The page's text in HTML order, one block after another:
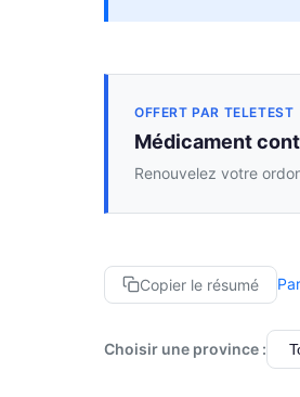
OFFERT PAR TELETEST
Médicament
Renouvelez votre
Copier le résumé
Choisir une province :